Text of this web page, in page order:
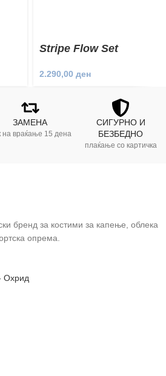
Stripe Flow Set
2.290,00 ден
ЗАМЕНА
на враќање 15 дена
СИГУРНО И
БЕЗБЕДНО
плаќање со картичка
бренд за костими за капење, облека
опрема.
Охрид